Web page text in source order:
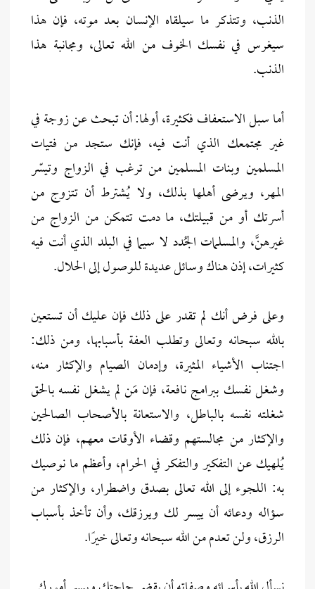
الذنب، وتتذكر ما سيلقاه الإنسان بعد موته، فإن هذا
سيغرس في نفسك الخوف من الله تعالى، ومجانبة هذا
الذنب.
أما سبل الاستعفاف فكثيرة، أولها: أن تبحث عن زوجة في
غير مجتمعك الذي أنت فيه، فإنك ستجد من فتيات
المسلمين وبنات المسلمين من ترغب في الزواج وتيسّر
المهر، ويرضى أهلها بذلك، ولا يُشترط أن تتزوج من
أسرتك أو من قبيلتك، ما دمت تتمكن من الزواج من
غيرهنَّ، والمسلمات الجُدد لا سيما في البلد الذي أنت فيه
كثيرات، إذن هناك وسائل عديدة للوصول إلى الحلال.
وعلى فرض أنك لم تقدر على ذلك فإن عليك أن تستعين
بالله سبحانه وتعالى وتطلب العفة بأسبابها، ومن ذلك:
اجتناب الأشياء المثيرة، وإدمان الصيام والإكثار منه،
وشغل نفسك ببرامج نافعة، فإن مَن لم يشغل نفسه بالحق
شغلته نفسه بالباطل، والاستعانة بالأصحاب الصالحين
والإكثار من مجالستهم وقضاء الأوقات معهم، فإن ذلك
يُلهيك عن التفكير والتفكر في الحرام، وأعظم ما نوصيك
به: اللجوء إلى الله تعالى بصدق واضطرار، والإكثار من
سؤاله ودعائه أن ييسر لك ويرزقك، وأن تأخذ بأسباب
الرزق، ولن تعدم من الله سبحانه وتعالى خيرًا.